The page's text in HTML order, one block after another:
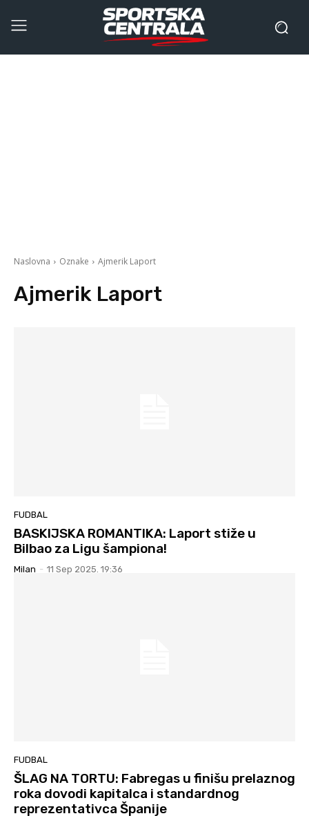
Naslovna Oznake Ajmerik Laport
Ajmerik Laport
FUDBAL
BASKIJSKA ROMANTIKA: Laport stiže u
Bilbao za Ligu šampiona!
Milan - 11 Sep 2025. 19:36
FUDBAL
ŠLAG NA TORTU: Fabregas u finišu prelaznog
roka dovodi kapitalca i standardnog
reprezentativca Španije